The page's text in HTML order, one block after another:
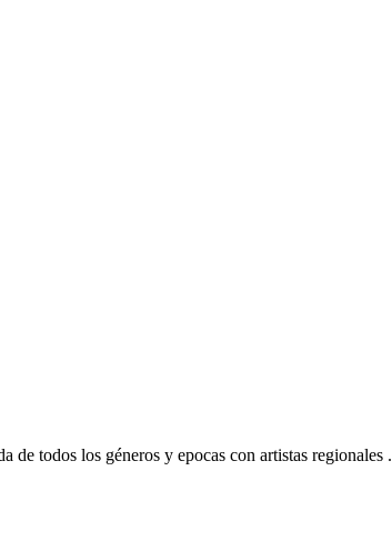
todos los géneros y epocas con artistas regionales .